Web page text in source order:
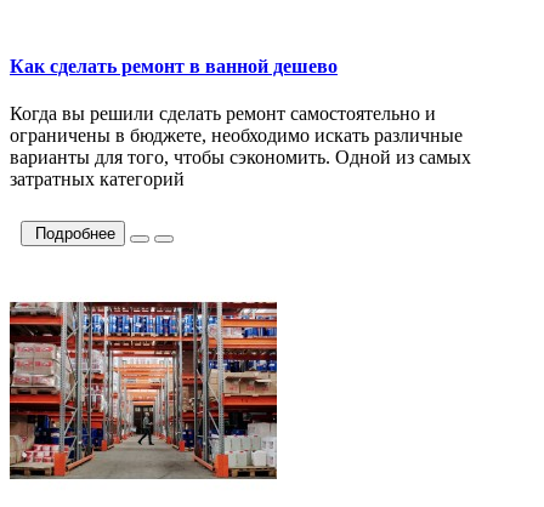
Как сделать ремонт в ванной дешево
Когда вы решили сделать ремонт самостоятельно и
ограничены в бюджете, необходимо искать различные
варианты для того, чтобы сэкономить. Одной из самых
затратных категорий
Подробнее